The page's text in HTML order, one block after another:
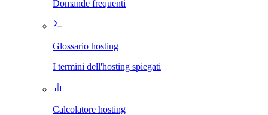
Domande frequenti
Glossario hosting
I termini dell'hosting spiegati
Calcolatore hosting